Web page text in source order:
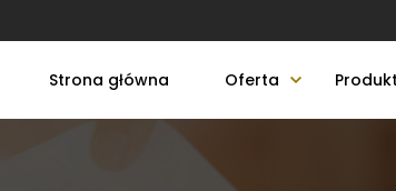
Strona główna Oferta